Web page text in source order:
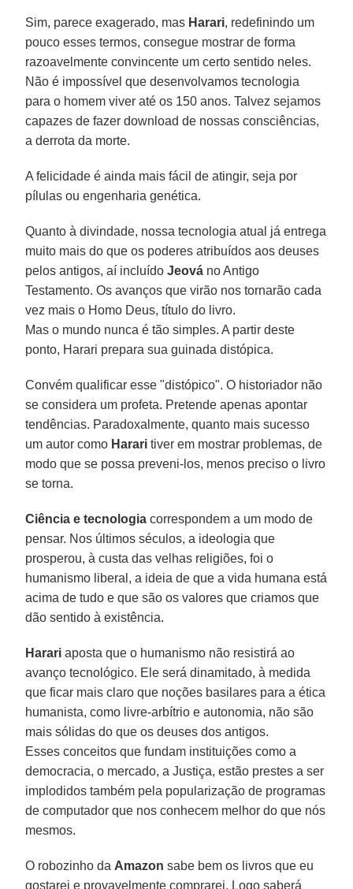
Sim, parece exagerado, mas Harari, redefinindo um
pouco esses termos, consegue mostrar de forma
razoavelmente convincente um certo sentido neles.
Não é impossível que desenvolvamos tecnologia
para o homem viver até os 150 anos. Talvez sejamos
capazes de fazer download de nossas consciências,
a derrota da morte.
A felicidade é ainda mais fácil de atingir, seja por
pílulas ou engenharia genética.
Quanto à divindade, nossa tecnologia atual já entrega
muito mais do que os poderes atribuídos aos deuses
pelos antigos, aí incluídoJeová no Antigo
Testamento. Os avanços que virão nos tornarão cada
vez mais o Homo Deus, título do livro.
Mas o mundo nunca é tão simples. A partir deste
ponto, Harari prepara sua guinada distópica.
Convém qualificar esse "distópico". O historiador não
se considera um profeta. Pretende apenas apontar
tendências. Paradoxalmente, quanto mais sucesso
um autor como Harari tiver em mostrar problemas, de
modo que se possa preveni-los, menos preciso o livro
se torna.
Ciência e tecnologia correspondem a um modo de
pensar. Nos últimos séculos, a ideologia que
prosperou, à custa das velhas religiões, foi o
humanismo liberal, a ideia de que a vida humana está
acima de tudo e que são os valores que criamos que
dão sentido à existência.
Harari aposta que o humanismo não resistirá ao
avanço tecnológico. Ele será dinamitado, à medida
que ficar mais claro que noções basilares para a ética
humanista, como livre-arbítrio e autonomia, não são
mais sólidas do que os deuses dos antigos.
Esses conceitos que fundam instituições como a
democracia, o mercado, a Justiça, estão prestes a ser
implodidos também pela popularização de programas
de computador que nos conhecem melhor do que nós
mesmos.
O robozinho da Amazon sabe bem os livros que eu
gostarei e provavelmente comprarei. Logo saberá